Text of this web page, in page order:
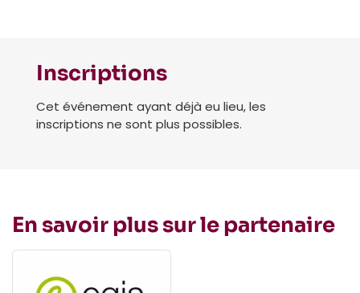
Inscriptions
Cet événement ayant déjà eu lieu, les
inscriptions ne sont plus possibles.
En savoir plus sur le partenaire